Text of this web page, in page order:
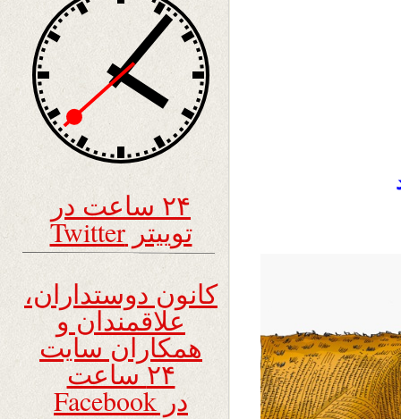
۲۴ ساعت در
توییتر Twitter
کانون دوستداران،
علاقمندان و
همکاران سایت
۲۴ ساعت
در Facebook